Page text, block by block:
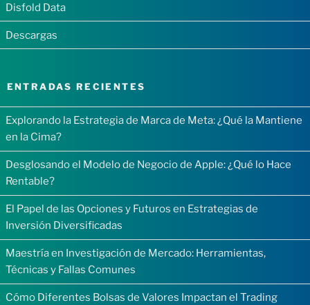
Disfold Data
Descargas
ENTRADAS RECIENTES
Explorando la Estrategia de Marca de Meta: ¿Qué la Mantiene
en la Cima?
Desglosando el Modelo de Negocio de Apple: ¿Qué lo Hace
Rentable?
El Papel de las Opciones y Futuros en Estrategias de
Inversión Diversificadas
Maestría en Investigación de Mercado: Herramientas,
Técnicas y Fallas Comunes
Cómo Diferentes Bolsas de Valores Impactan el Trading